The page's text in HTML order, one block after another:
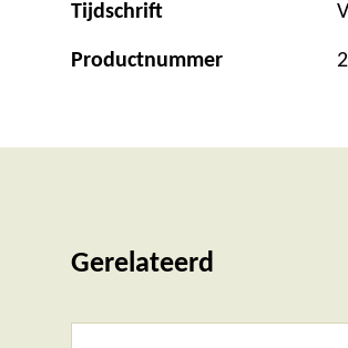
Tijdschrift
Productnummer
Gerelateerd